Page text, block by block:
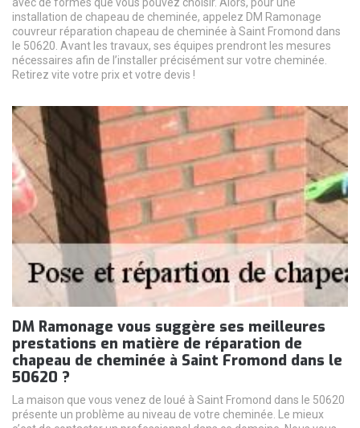
avec de formes que vous pouvez choisir. Alors, pour une
installation de chapeau de cheminée, appelez DM Ramonage
couvreur réparation chapeau de cheminée à Saint Fromond dans
le 50620. Avant les travaux, ses équipes prendront les mesures
nécessaires afin de l’installer précisément sur votre cheminée.
Retirez vite votre prix et votre devis !
DM Ramonage vous suggère ses meilleures
prestations en matière de réparation de
chapeau de cheminée à Saint Fromond dans le
50620 ?
La maison que vous venez de loué à Saint Fromond dans le 50620
présente un problème au niveau de votre cheminée. Le mieux